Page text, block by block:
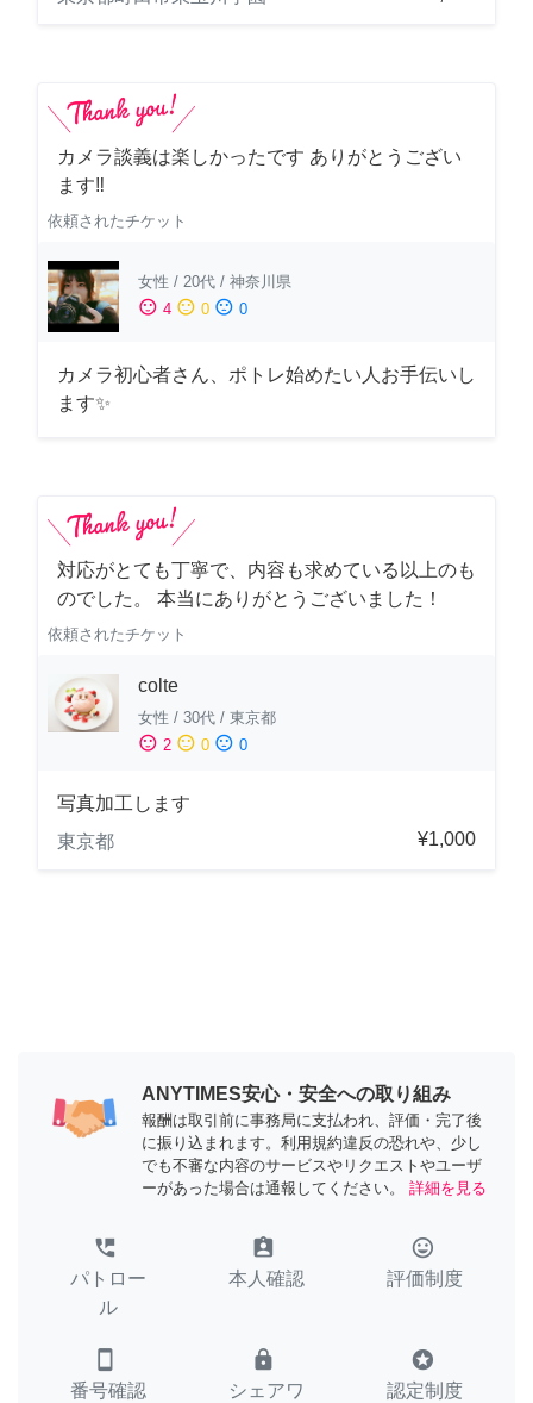
カメラ談義は楽しかったです ありがとうござい
ます‼️
依頼されたチケット
女性 / 20代 / 神奈川県
sentiment_satisfied 4 sentiment_neutral 0 sentiment_dissatisfied 0
カメラ初心者さん、ポトレ始めたい人お手伝いし
ます✨
対応がとても丁寧で、内容も求めている以上のも
のでした。 本当にありがとうございました！
依頼されたチケット
colte
女性 / 30代 / 東京都
sentiment_satisfied 2 sentiment_neutral 0 sentiment_dissatisfied 0
写真加工します
東京都
¥1,000
ANYTIMES安心・安全への取り組み
報酬は取引前に事務局に支払われ、評価・完了後
に振り込まれます。利用規約違反の恐れや、少し
でも不審な内容のサービスやリクエストやユーザ
ーがあった場合は通報してください。
詳細を見る
perm_phone_msg
パトロー
ル
assignment_ind
本人確認
tag_faces
評価制度
smartphone
番号確認
lock
シェアワ
stars
認定制度